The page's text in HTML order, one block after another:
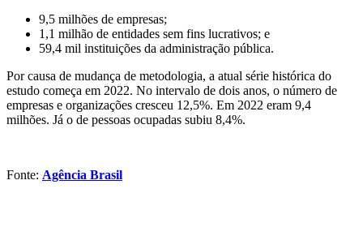
9,5 milhões de empresas;
1,1 milhão de entidades sem fins lucrativos; e
59,4 mil instituições da administração pública.
Por causa de mudança de metodologia, a atual série histórica do
estudo começa em 2022. No intervalo de dois anos, o número de
empresas e organizações cresceu 12,5%. Em 2022 eram 9,4
milhões. Já o de pessoas ocupadas subiu 8,4%.
Fonte: Agência Brasil